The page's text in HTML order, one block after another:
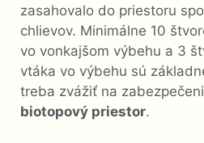
zasahovalo do priestoru
chlievov. Minimálne 10
vo vonkajšom výbehu a 3
vtáka vo výbehu sú
treba zvážiť na
biotopový priestor.